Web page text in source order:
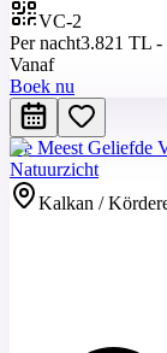
VC-2
Per nacht3.821 TL -
Vanaf
Boek nu
De Meest Geliefde
Natuurzicht
Kalkan /